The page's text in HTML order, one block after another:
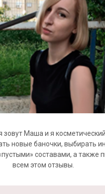
зовут Маша и я
новые баночки, выбирать
составами, а также
всем этом отзывы.